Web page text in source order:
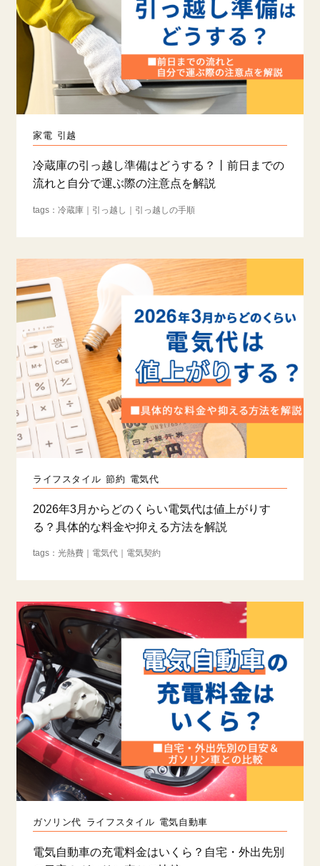
家電 引越
冷蔵庫の引っ越し準備はどうする？丨前日までの
流れと自分で運ぶ際の注意点を解説
冷蔵庫 引っ越し 引っ越しの手順
ライフスタイル 節約 電気代
2026年3月からどのくらい電気代は値上がりす
る？具体的な料金や抑える方法を解説
光熱費 電気代 電気契約
ガソリン代 ライフスタイル 電気自動車
電気自動車の充電料金はいくら？自宅・外出先別